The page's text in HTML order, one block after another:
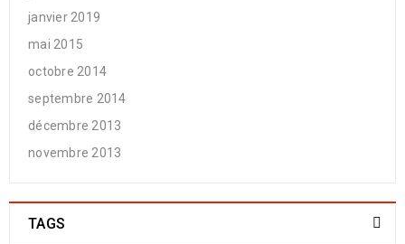
janvier 2019
mai 2015
octobre 2014
septembre 2014
décembre 2013
novembre 2013
TAGS